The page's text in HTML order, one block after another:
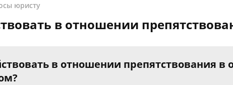
юристу
в отношении
в отношении препятствования в